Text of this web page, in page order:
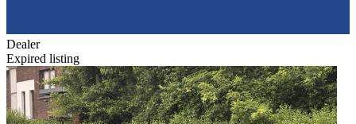
Dealer
Expired listing